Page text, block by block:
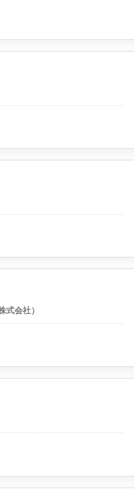
式会社）